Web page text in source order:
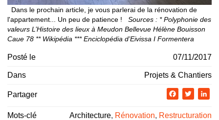
Dans le prochain article, je vous parlerai de la rénovation de
l'appartement... Un peu de patience ! Sources : * Polyphonie des
valeurs L’Histoire des lieux à Meudon Bellevue Hélène Bouisson
Caue 78 ** Wikipédia *** Enciclopédia d’Eivissa I Formentera
Posté le 07/11/2017
Dans Projets & Chantiers
Partager Facebook
Twitter
Mots-clé Architecture, Rénovation, Restructuration